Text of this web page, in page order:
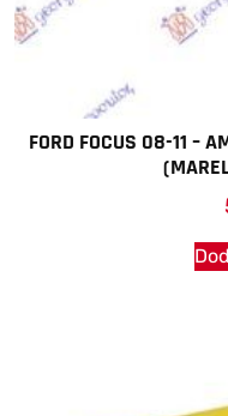
FORD FOCUS 08-11 –